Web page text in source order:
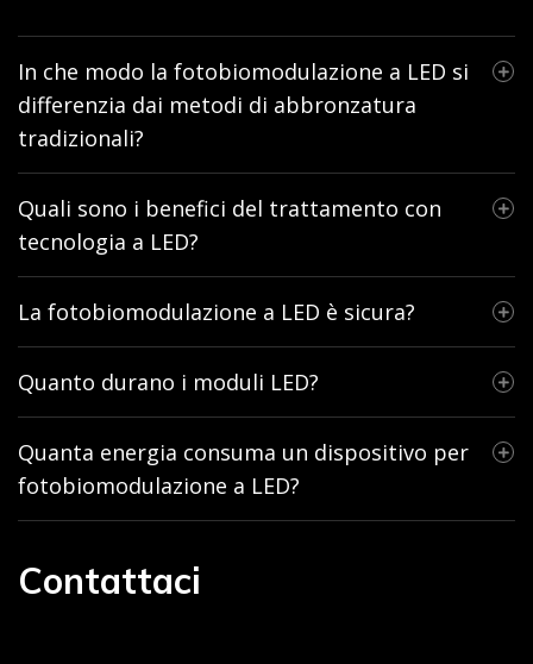
In che modo la fotobiomodulazione a LED si
differenzia dai metodi di abbronzatura
tradizionali?
Quali sono i benefici del trattamento con
tecnologia a LED?
La fotobiomodulazione a LED è sicura?
Quanto durano i moduli LED?
Quanta energia consuma un dispositivo per
fotobiomodulazione a LED?
Contattaci